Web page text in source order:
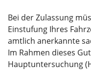
Bei der Zulassung
Einstufung Ihres
amtlich anerkannte
Im Rahmen dieses
Hauptuntersuchung